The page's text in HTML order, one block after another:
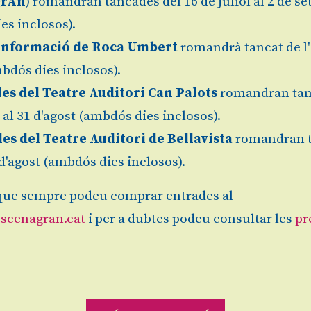
directament a l'escola Endansa
13 € Finalitzat
Sitemap |
inclosos).
de Roca Umbertromandrà tancat de
dies inclosos).
del Teatre Auditori Can Palotsromandran
31 d'agost (ambdós dies inclosos).
del Teatre Auditori de Bellavistaromandran
(ambdós dies inclosos).
sempre podeu comprar entrades al
i per a dubtes podeu consultar les